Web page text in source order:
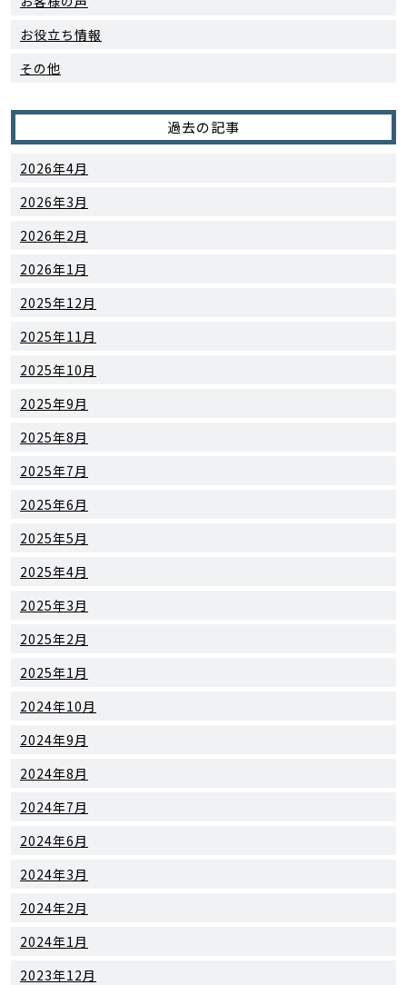
お役立ち情報
その他
過去の記事
2026年4月
2026年3月
2026年2月
2026年1月
2025年12月
2025年11月
2025年10月
2025年9月
2025年8月
2025年7月
2025年6月
2025年5月
2025年4月
2025年3月
2025年2月
2025年1月
2024年10月
2024年9月
2024年8月
2024年7月
2024年6月
2024年3月
2024年2月
2024年1月
2023年12月